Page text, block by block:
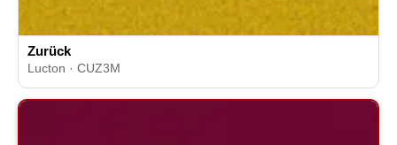
Zurück
Lucton · CUZ3M